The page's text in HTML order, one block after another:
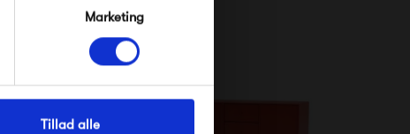
Marketing
Tillad alle